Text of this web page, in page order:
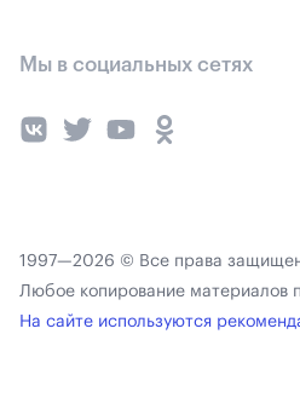
Мы в социальных сетях
1997—2026 © Все права
Любое копирование материалов
На сайте используются